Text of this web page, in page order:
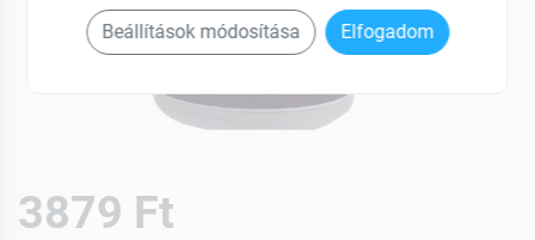
3879 Ft
Beállítások módosítása Elfogadom